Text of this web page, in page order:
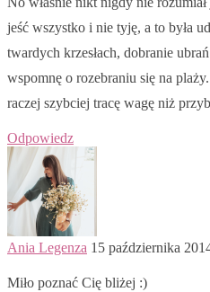
jeść wszystko i nie tyję, a to była
twardych krzesłach, dobranie
wspomnę o rozebraniu się na
raczej szybciej tracę wagę niż
Odpowiedz
Ania Legenza 15 października
Miło poznać Cię bliżej :)